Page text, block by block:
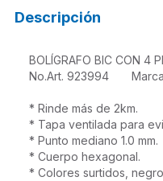
Descripción
BOLÍGRAFO BIC CON 4
No.Art. 923994
* Rinde más de 2km.
* Tapa ventilada para
* Punto mediano 1.0 mm.
* Cuerpo hexagonal.
* Colores surtidos,